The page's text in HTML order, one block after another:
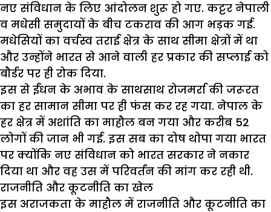
नए संविधान के लिए आंदोलन शुरू हो गए. कट्टर नेपाली
व मधेसी समुदायों के बीच टकराव की आग भड़क गई.
मधेसियों का वर्चस्व तराई क्षेत्र के साथ सीमा क्षेत्रों में था
और उन्होंने भारत से आने वाली हर प्रकार की सप्लाई को
बौर्डर पर ही रोक दिया.
इस से ईंधन के अभाव के साथसाथ रोजमर्रा की जरूरत
का हर सामान सीमा पर ही फंस कर रह गया. नेपाल के
हर क्षेत्र में अशांति का माहौल बन गया और करीब 52
लोगों की जान भी गई. इस सब का दोष थोपा गया भारत
पर क्योंकि नए संविधान को भारत सरकार ने नकार
दिया था और वह उस में परिवर्तन की मांग कर रही थी.
राजनीति और कूटनीति का खेल
इस अराजकता के माहौल में राजनीति और कूटनीति का